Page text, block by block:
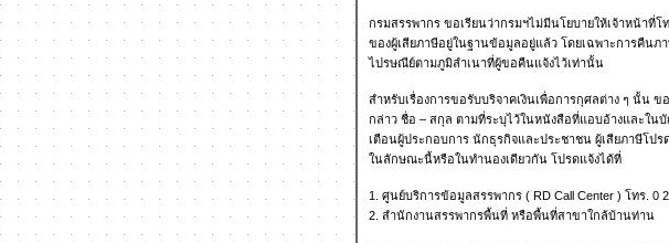
กรมสรรพากร ขอเรียนว่ากรมฯไม่มีนโยบายให้เจ้าหน้าที่
ของผู้เสียภาษีอยู่ในฐานข้อมูลอยู่แล้ว โดยเฉพาะการคืน
ไปรษณีย์ตามภูมิลำเนาที่ผู้ขอคืนแจ้งไว้เท่านั้น
สำหรับเรื่องการขอรับบริจาคเงินเพื่อการกุศลต่าง ๆ นั้น
กล่าว ชื่อ – สกุล ตามที่ระบุไว้ในหนังสือที่แอบอ้างและใน
เตือนผู้ประกอบการ นักธุรกิจและประชาชน ผู้เสียภาษีโป
ในลักษณะนี้หรือในทำนองเดียวกัน โปรดแจ้งได้ที่
1. ศูนย์บริการข้อมูลสรรพากร ( RD Call Center ) โทร. 0
2. สำนักงานสรรพากรพื้นที่ หรือพื้นที่สาขาใกล้บ้านท่าน